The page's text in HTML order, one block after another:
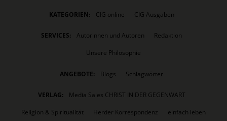
KATEGORIEN: CIG online CIG Ausgaben
SERVICES: Autorinnen und Autoren
Redaktion
Unsere Philosophie
ANGEBOTE: Blogs Schlagwörter
VERLAG:
Media Sales CHRIST IN DER GEGENWART
Religion & Spiritualität
Herder Korrespondenz
einfach leben